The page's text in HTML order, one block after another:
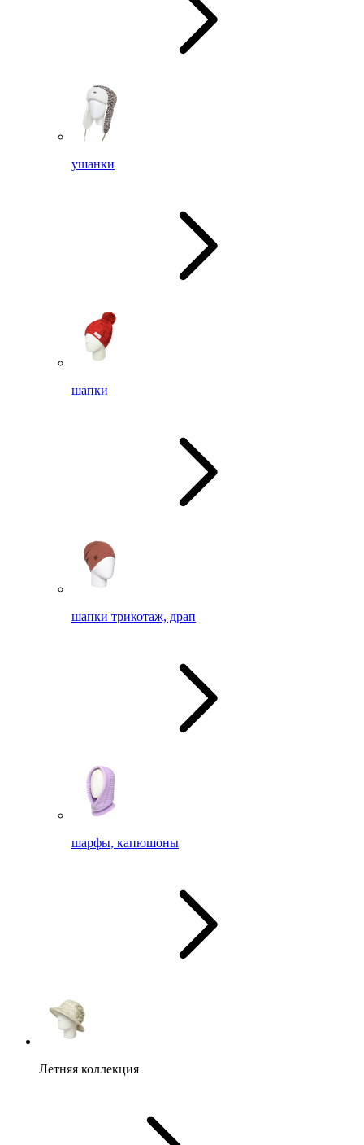
ушанки
шапки
шапки трикотаж, драп
шарфы, капюшоны
Летняя коллекция